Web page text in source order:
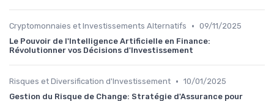
Cryptomonnaies et Investissements Alternatifs • 09/11/2025
Le Pouvoir de l'Intelligence Artificielle en Finance:
Révolutionner vos Décisions d'Investissement
Risques et Diversification d'Investissement • 10/01/2025
Gestion du Risque de Change: Stratégie d'Assurance pour